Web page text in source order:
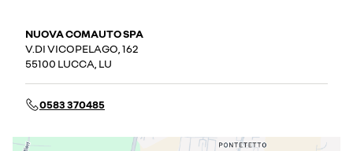
NUOVA COMAUTO SPA
V.DI VICOPELAGO, 162
55100 LUCCA, LU
0583 370485